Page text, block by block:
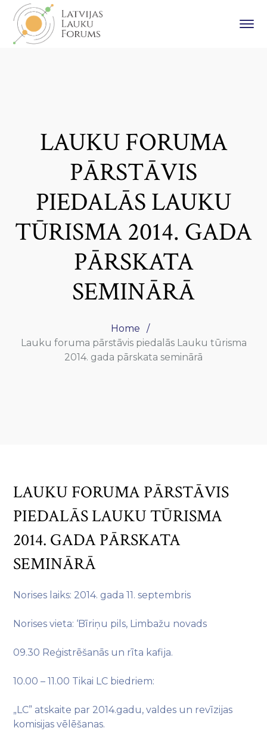
LAUKU FORUMA
PĀRSTĀVIS
PIEDALĀS LAUKU
TŪRISMA 2014. GADA
PĀRSKATA
SEMINĀRĀ
Home
Lauku foruma pārstāvis piedalās Lauku tūrisma
2014. gada pārskata seminārā
LAUKU FORUMA PĀRSTĀVIS
PIEDALĀS LAUKU TŪRISMA
2014. GADA PĀRSKATA
SEMINĀRĀ
Norises laiks: 2014. gada 11. septembris
Norises vieta: ‘Bīriņu pils, Limbažu novads
09.30 Reģistrēšanās un rīta kafija.
10.00 – 11.00 Tikai LC biedriem:
„LC” atskaite par 2014.gadu, valdes un revīzijas
komisijas vēlēšanas.